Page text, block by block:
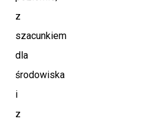
z
szacunkiem
dla
środowiska
i
z